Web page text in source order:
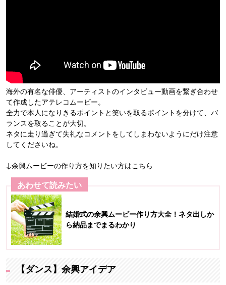
海外の有名な俳優、アーティストのインタビュー動画を繋ぎ合わせ
て作成したアテレコムービー。
全力で本人になりきるポイントと笑いを取るポイントを分けて、バ
ランスを取ることが大切。
ネタに走り過ぎて失礼なコメントをしてしまわないようにだけ注意
してくださいね。
↓余興ムービーの作り方を知りたい方はこちら
あわせて読みたい
結婚式の余興ムービー作り方大全！ネタ出しか
ら納品までまるわかり
【ダンス】余興アイデア